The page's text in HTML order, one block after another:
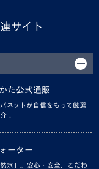
サイト
た公式通販
ネットが自信をもって厳選
！
ーター
水」。安心・安全、こだわ